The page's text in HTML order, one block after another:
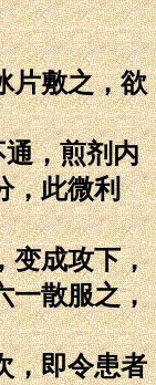
片敷之，欲
，煎剂内
，此微利
变成攻下，
一散服之，
，即令患者